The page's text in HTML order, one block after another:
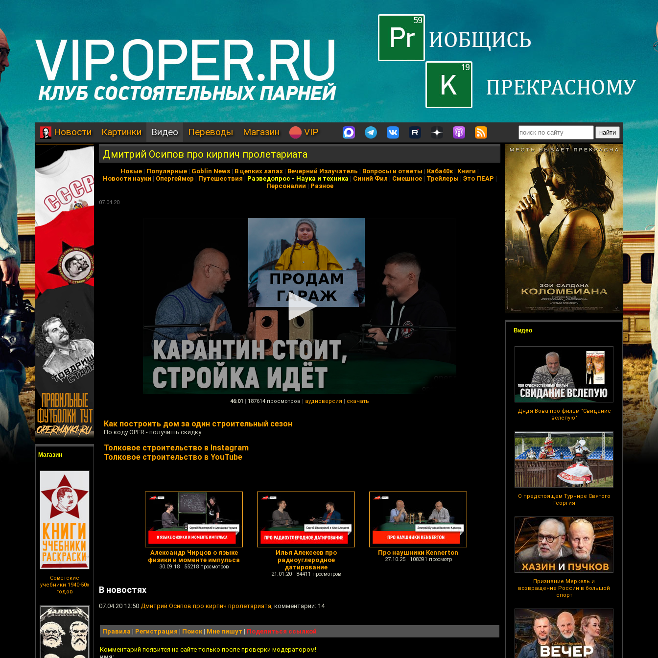
Новости Картинки Видео Переводы Магазин VIP
Магазин
Советские
учебники 1940-50х
годов
Видео
Дядя Вова про фильм "Свидание
вслепую"
О предстоящем Турнире Святого
Георгия
Признание Меркель и
возвращение России в большой
спорт
Дмитрий Осипов про кирпич пролетариата
Новые | Популярные | Goblin News | В цепких лапах | Вечерний Излучатель | Вопросы и ответы | Каба40к| Книги |
Новости науки | Опергеймер | Путешествия | Разведопрос - Наука и техника | Синий Фил | Смешное| Трейлеры | Это ПЕАР |
Персоналии | Разное
07.04.20
46:01 | 187614 просмотров | аудиоверсия | скачать
Как построить дом за один строительный сезон
По коду OPER - получишь скидку.
Толковое строительство в Instagram
Толковое строительство в YouTube
Александр Чирцов о языке
физики и моменте импульса
30.09.18 55218 просмотров
Илья Алексеев про
радиоуглеродное
датирование
21.01.20 84411 просмотров
Про наушники Kennerton
27.10.25 108391 просмотр
В новостях
07.04.20 12:50 Дмитрий Осипов про кирпич пролетариата, комментарии: 14
Правила | Регистрация | Поиск| Мне пишут | Поделиться ссылкой
Комментарий появится на сайте только после проверки модератором!